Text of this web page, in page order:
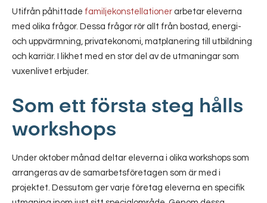
Utifrån påhittade familjekonstellationer arbetar eleverna
med olika frågor. Dessa frågor rör allt från bostad, energi-
och uppvärmning, privatekonomi, matplanering till utbildning
och karriär. I likhet med en stor del av de utmaningar som
vuxenlivet erbjuder.
Som ett första steg hålls
workshops
Under oktober månad deltar eleverna i olika workshops som
arrangeras av de samarbetsföretagen som är med i
projektet. Dessutom ger varje företag eleverna en specifik